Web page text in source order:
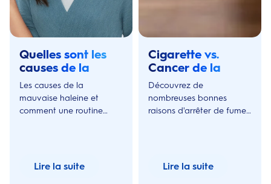
Quelles sont les
causes de la
mauvaise haleine
Les causes de la
mauvaise haleine et
comment une routine
haleine occasionnelle.
Lire la suite
Cigarette vs.
Cancer de la
bouche: types
symptômes et
prévention
Découvrez de
nombreuses bonnes
raisons d'arrêter de fumer.
cancer de la bouche.
Lire la suite